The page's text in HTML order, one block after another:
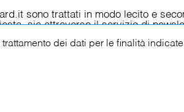
trattamento dei dati per le finalità indicate